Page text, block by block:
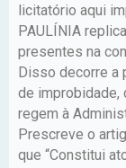
licitatório aqui
PAULÍNIA
presentes na
Disso decorre a
de improbidade,
regem à
Prescreve o
que “Constitui